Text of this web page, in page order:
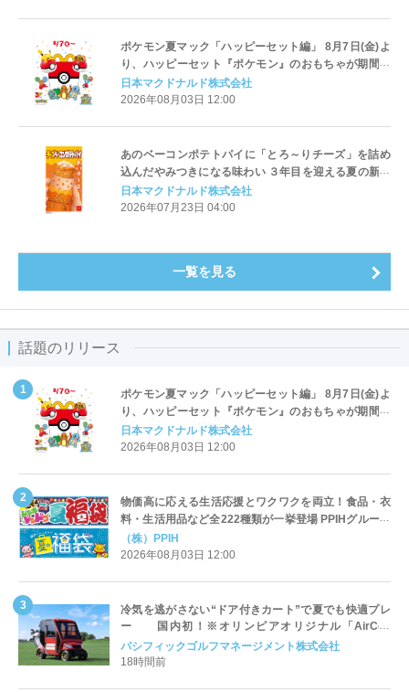
ポケモン夏マック「ハッピーセット編」 8月7日(金)よ
り、ハッピーセット『ポケモン』のおもちゃが期間限
定登場
日本マクドナルド株式会社
2026年08月03日 12:00
あのベーコンポテトパイに「とろ～りチーズ」を詰め
込んだやみつきになる味わい ３年目を迎える夏の新定
番「チーズベーコンポテトパイ」7月29日(水)から期間
限定販売
日本マクドナルド株式会社
2026年07月23日 04:00
一覧を見る
話題のリリース
ポケモン夏マック「ハッピーセット編」 8月7日(金)よ
り、ハッピーセット『ポケモン』のおもちゃが期間限
定登場
日本マクドナルド株式会社
2026年08月03日 12:00
物価高に応える生活応援とワクワクを両立！食品・衣
料・生活用品など全222種類が一挙登場 PPIHグループ
「夏福袋」＆セール 8月6日(木)より順次スタート
（株）PPIH
2026年08月03日 12:00
冷気を逃がさない“ドア付きカート”で夏でも快適プレ
ー 国内初！※オリンピアオリジナル「AirCon
Cart（エアコンカート）」導入 | ＰＧＭ
パシフィックゴルフマネージメント株式会社
18時間前